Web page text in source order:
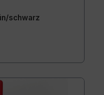
schwarz